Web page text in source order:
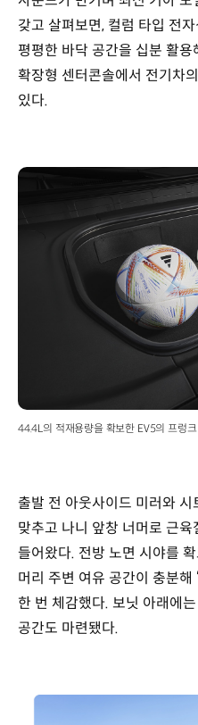
갖고 살펴보면, 컬럼 타입 전
평평한 바닥 공간을 십분 활
확장형 센터콘솔에서 전기차
있다.
44.4L의 적재용량을 확보한 EV5의 프렁크
출발 전 아웃사이드 미러와
맞추고 나니 앞창 너머로 근육
들어왔다. 전방 노면 시야를
머리 주변 여유 공간이 충분해
한 번 체감했다. 보닛 아래에
공간도 마련됐다.